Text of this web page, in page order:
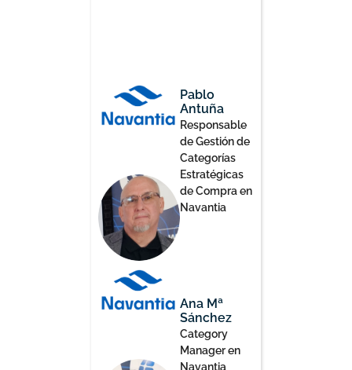
Pablo
Antuña
Responsable
de Gestión de
Categorías
Estratégicas
de Compra en
Navantia
Ana Mª
Sánchez
Category
Manager en
Navantia